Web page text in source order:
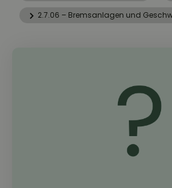
2.7.06 – Bremsanlagen und